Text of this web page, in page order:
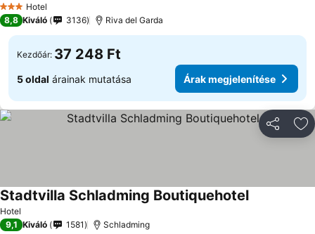
3 Kategória
Hotel
8,8 Kiváló 3136 Riva del Garda
Kezdőár: 37 248 Ft
5 oldal árainak mutatása Árak megjelenítése
Hotel
Stadtvilla Schladming BoutiquehotelÁrak
9,1 Kiváló 1581 Schladming